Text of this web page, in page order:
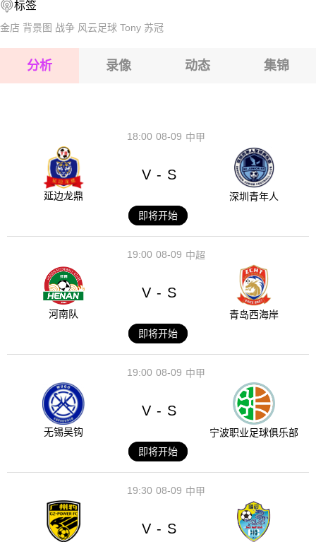
2026-08-17 【瑞典甲】 BK奥林匹克VS拉霍尔姆斯
标签
金店 背景图 战争 风云足球 Tony 苏冠
分析 录像 动态 集锦
08-09
18:00 中甲
延边龙鼎
V - S
深圳青年人
即将开始
08-09
19:00 中超
河南队
V - S
青岛西海岸
即将开始
08-09
19:00 中甲
无锡吴钩
V - S
宁波职业足球俱乐部
即将开始
08-09
19:30 中甲
V - S